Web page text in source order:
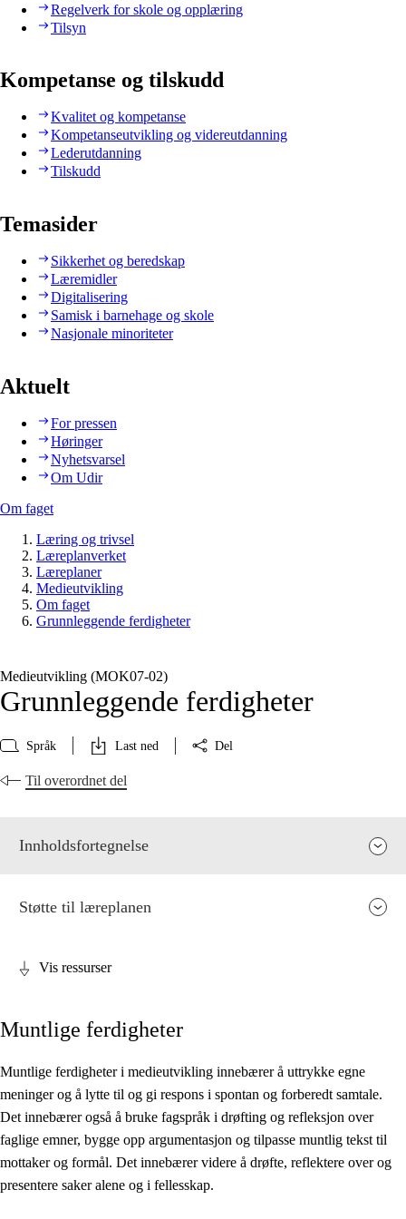
Regelverk for skole og opplæring
Tilsyn
Kompetanse og tilskudd
Kvalitet og kompetanse
Kompetanseutvikling og videreutdanning
Lederutdanning
Tilskudd
Temasider
Sikkerhet og beredskap
Læremidler
Digitalisering
Samisk i barnehage og skole
Nasjonale minoriteter
Aktuelt
For pressen
Høringer
Nyhetsvarsel
Om Udir
Om faget
Læring og trivsel
Læreplanverket
Læreplaner
Medieutvikling
Om faget
Grunnleggende ferdigheter
Medieutvikling (MOK07‑02)
Grunnleggende ferdigheter
Språk Last ned Del
Til overordnet del
Innholdsfortegnelse
Kjerneelementer
Tverrfaglige temaer
Grunnleggende ferdigheter
Støtte til læreplanen
Vis ressurser
Muntlige ferdigheter
Muntlige ferdigheter i medieutvikling innebærer å uttrykke egne
meninger og å lytte til og gi respons i spontan og forberedt samtale.
Det innebærer også å bruke fagspråk i drøfting og refleksjon over
faglige emner, bygge opp argumentasjon og tilpasse muntlig tekst til
mottaker og formål. Det innebærer videre å drøfte, reflektere over og
presentere saker alene og i fellesskap.